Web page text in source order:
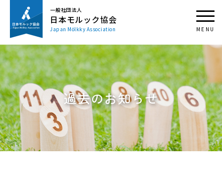
一般社団法人
日本モルック協会
Japan Mölkky Association
過去のお知らせ